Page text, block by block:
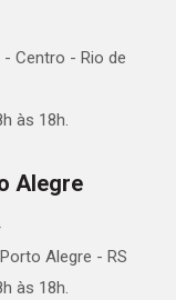
- Centro - Rio de
às 18h.
Alegre
Alegre - RS
às 18h.